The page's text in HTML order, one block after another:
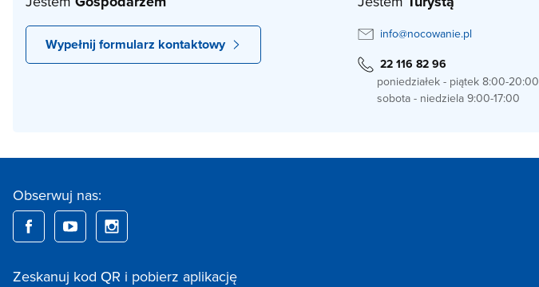
Wypełnij formularz kontaktowy
info@nocowanie.pl
22 116 82 96
poniedziałek - piątek 8:00-20:00
sobota - niedziela 9:00-17:00
Obserwuj nas:
Zeskanuj kod QR i pobierz aplikację